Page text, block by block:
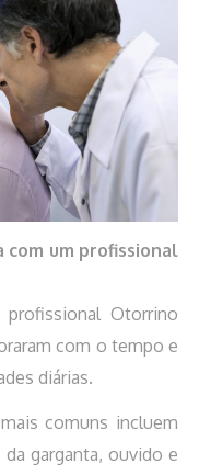
com um profissional
Otorrino
com o tempo e
diárias.
comuns incluem
garganta, ouvido e